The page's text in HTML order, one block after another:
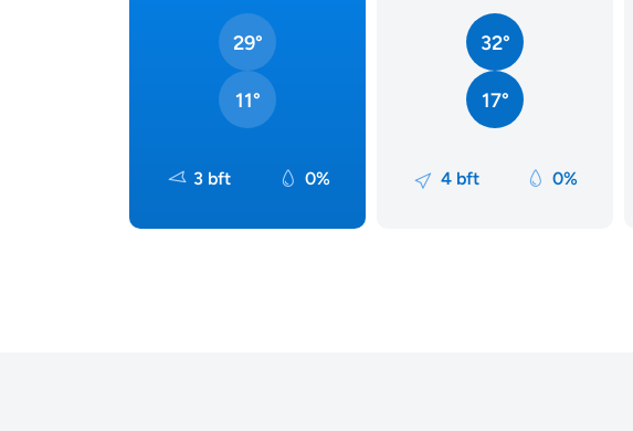
29°
11°
3 bft 0%
32°
17°
4 bft 0%